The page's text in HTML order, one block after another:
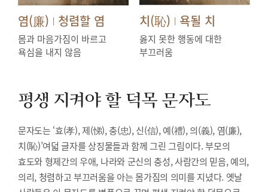
염(廉) | 청렴할 염
몸과 마음가짐이 바르고
욕심을 내지 않음
치(恥) | 욕될 치
옳지 못한 행동에 대한
부끄러움
평생 지켜야 할 덕목 문자도
문자도는 ‘효(孝), 제(悌), 충(忠), 신(信), 예(禮), 의(義), 염(廉),
치(恥)’여덟 글자를 상징물들과 함께 그린 그림이다. 부모의
효도와 형제간의 우애, 나라와 군신의 충성, 사람간의 믿음, 예의,
의리, 청렴하고 부끄러움을 아는 몸가짐의 의미를 지녔다. 옛날